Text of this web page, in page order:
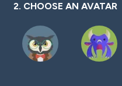
2. CHOOSE AN AVATAR